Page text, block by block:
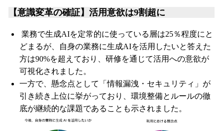
【意識変革の確証】活用意欲は9割超に
業務で生成AIを定常的に使っている層は25％程度にと
どまるが、自身の業務に生成AIを活用したいと答えた
方は90%を超えており、研修を通じて活用への意欲が
可視化されました。
一方で、懸念点として「情報漏洩・セキュリティ」が
引き続き上位に挙がっており、環境整備とルールの徹
底が継続的な課題であることも示されました。